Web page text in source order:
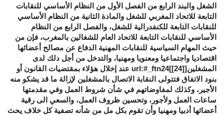
الشغل والبند الرابع من الفصل الأول من النظام الأساسي للنقابات
التابعة للاتحاد المغربي للشغل والمادة الثانية من النظام الأساسي
للنقابات التابعة للكنفدرالية للشغل، والفصل الرابع من النظام
الأساسي للنقابات التابعة للاتحاد العام للشغالين بالمغرب، فإن من
حيث المهام السياسية للنقابات المهنية الدفاع عن مصالح أعضائها
اقتصاديا واجتماعيا ومعنويا ومهنيا، والتدخل من أجل دلك لدى
المشغلين[[24]
]url:#_ftn24 عند إخلال هؤلاء بمقتضيات القانون أو
بنود الاتفاق فتتولى النقابة الاتصال بالمشغلين لإزالة ما قد يشكو منه
الأجير، وكذلك لمفاوضاتهم في شأن شروط العمل وفي مقدمتها
ساعات العمل ولأجور، وتحسين ظروف العمل، والسعي الى رقية
أعضائها أدبيا ومهنيا وأن تقوم بكل مل من شأنه تصفية كل خلاف يحث